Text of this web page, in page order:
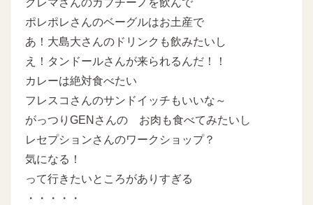
ポレポレさんのベーグルはお土産で
あ！大島大さんのドリンクも飲みたいし
え！タンドールさんが来られるんだ！！
カレーは絶対食べたい
フレスコさんのサンドイッチもいいな～
がっつりGENさんの お肉も食べてみたいし
レセプションさんのワークショップ？
気になる！
って行きたいところがありすぎる
・・・・・